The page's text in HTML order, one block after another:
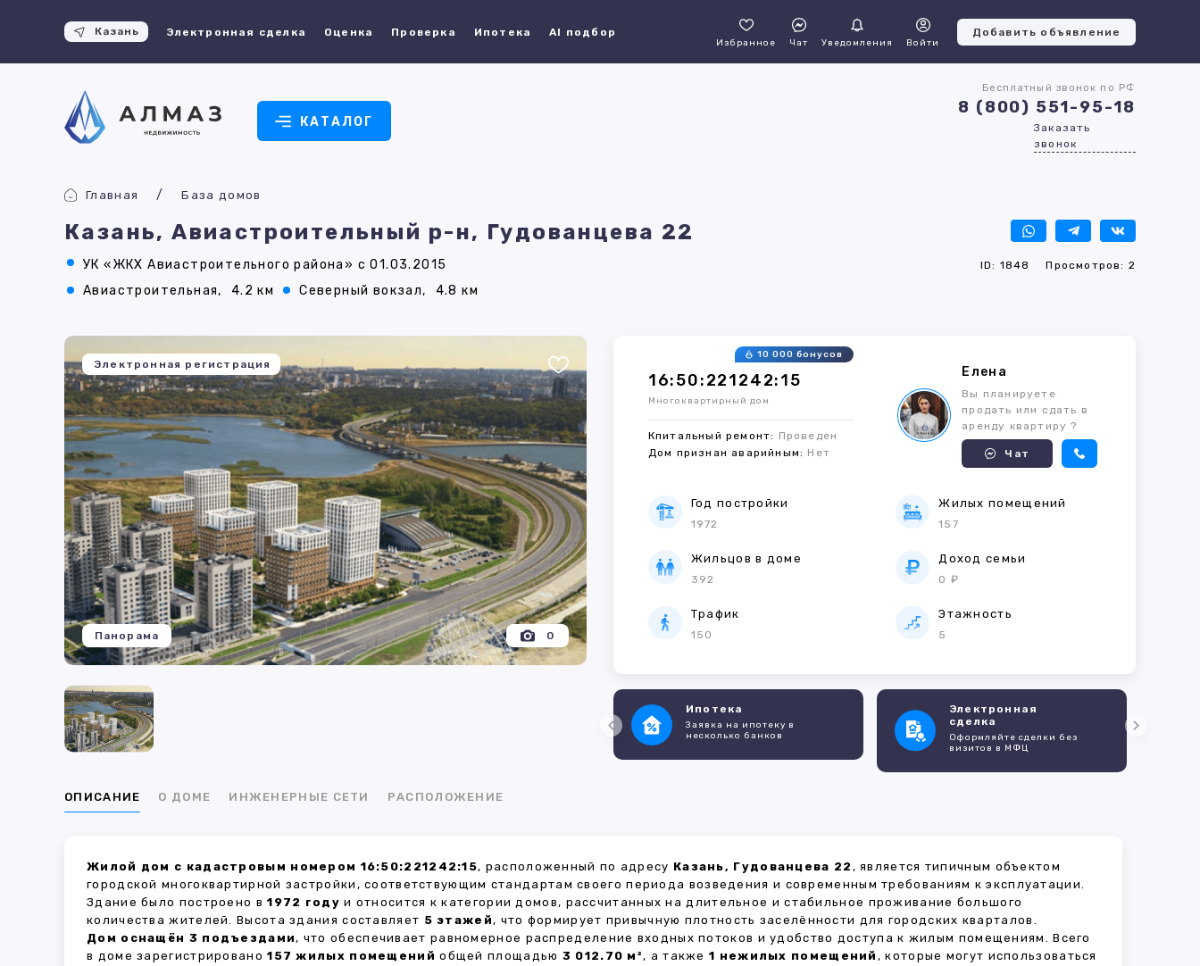
Казань Электронная сделка Оценка Проверка Ипотека AI подбор
Избранное Чат Уведомления Войти
Добавить объявление
КАТАЛОГ
Бесплатный звонок по РФ
8 (800) 551-95-18
Заказать
звонок
Главная База домов
Казань, Авиастроительный р-н, Гудованцева 22
УК «ЖКХ Авиастроительного района» с 01.03.2015 ID: 1848 Просмотров: 2
Авиастроительная, 4.2 км Северный вокзал, 4.8 км
Электронная регистрация
0
Панорама
16:50:221242:15
10 000 бонусов
Многоквартирный дом
Кпитальный ремонт: Проведен
Дом признан аварийным: Нет
Елена
Вы планируете
продать или сдать в
аренду квартиру ?
Чат
Год постройки
1972
Жилых помещений
157
Жильцов в доме
392
Доход семьи
0 ₽
Трафик
150
Этажность
5
Ипотека
Заявка на ипотеку в
несколько банков
Электронная
сделка
Оформляйте сделки без
визитов в МФЦ
ОПИСАНИЕ О ДОМЕ ИНЖЕНЕРНЫЕ СЕТИ РАСПОЛОЖЕНИЕ
Жилой дом с кадастровым номером 16:50:221242:15, расположенный по адресу Казань, Гудованцева 22 , является типичным объектом
городской многоквартирной застройки, соответствующим стандартам своего периода возведения и современным требованиям к эксплуатации.
Здание было построено в1972 году и относится к категории домов, рассчитанных на длительное и стабильное проживание большого
количества жителей. Высота здания составляет 5 этажей, что формирует привычную плотность заселённости для городских кварталов.
Дом оснащён 3 подъездами, что обеспечивает равномерное распределение входных потоков и удобство доступа к жилым помещениям. Всего
в доме зарегистрировано157 жилых помещений общей площадью 3 012.70 м², а также1 нежилых помещений , которые могут использоваться